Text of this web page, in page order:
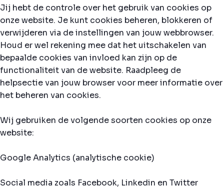
Jij hebt de controle over het gebruik van cookies op
onze website. Je kunt cookies beheren, blokkeren of
verwijderen via de instellingen van jouw webbrowser.
Houd er wel rekening mee dat het uitschakelen van
bepaalde cookies van invloed kan zijn op de
functionaliteit van de website. Raadpleeg de
helpsectie van jouw browser voor meer informatie over
het beheren van cookies.
Wij gebruiken de volgende soorten cookies op onze
website:
Google Analytics (analytische cookie)
Social media zoals Facebook, Linkedin en Twitter